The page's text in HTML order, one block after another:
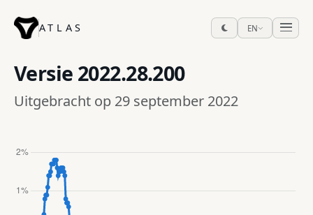
ATLAS EN
Versie 2022.28.200
Uitgebracht op 29 september 2022